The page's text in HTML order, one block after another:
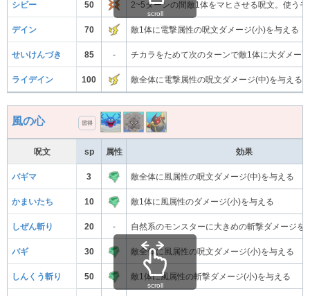
シビー 50 2~5ターンの間敵1体をマヒさせる呪文。使う
デイン 70 敵1体に電撃属性の呪文ダメージ(小)を与える
せいけんづき 85 - チカラをためて次のターンで敵1体に大ダメー
ライデイン 100 敵全体に電撃属性の呪文ダメージ(中)を与える
scroll
風の心 習得
呪文 sp 属性 効果
バギマ 3 敵全体に風属性の呪文ダメージ(中)を与える
かまいたち 10 敵1体に風属性のダメージ(小)を与える
しぜん斬り 20 - 自然系のモンスターに大きめの斬撃ダメージを
バギ 30 敵全体に風属性の呪文ダメージ(小)を与える
しんくう斬り 50 敵1体に風属性の斬撃ダメージ(小)を与える
scroll